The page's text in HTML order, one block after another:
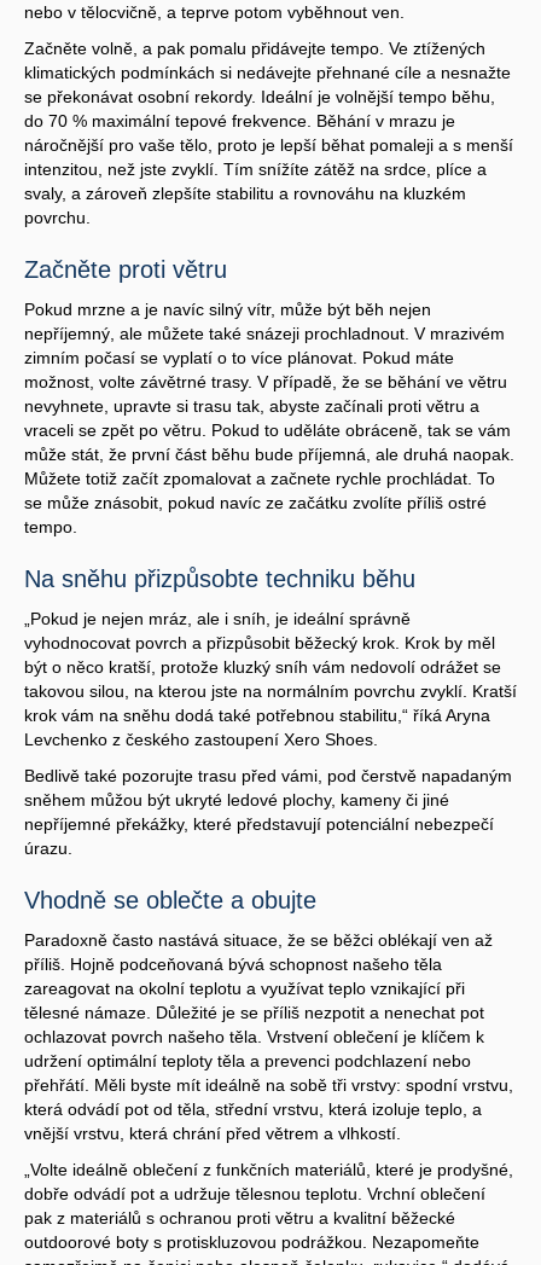
nebo v tělocvičně, a teprve potom vyběhnout ven.
Začněte volně, a pak pomalu přidávejte tempo. Ve ztížených
klimatických podmínkách si nedávejte přehnané cíle a nesnažte
se překonávat osobní rekordy. Ideální je volnější tempo běhu,
do 70 % maximální tepové frekvence. Běhání v mrazu je
náročnější pro vaše tělo, proto je lepší běhat pomaleji a s menší
intenzitou, než jste zvyklí. Tím snížíte zátěž na srdce, plíce a
svaly, a zároveň zlepšíte stabilitu a rovnováhu na kluzkém
povrchu.
Začněte proti větru
Pokud mrzne a je navíc silný vítr, může být běh nejen
nepříjemný, ale můžete také snázeji prochladnout. V mrazivém
zimním počasí se vyplatí o to více plánovat. Pokud máte
možnost, volte závětrné trasy. V případě, že se běhání ve větru
nevyhnete, upravte si trasu tak, abyste začínali proti větru a
vraceli se zpět po větru. Pokud to uděláte obráceně, tak se vám
může stát, že první část běhu bude příjemná, ale druhá naopak.
Můžete totiž začít zpomalovat a začnete rychle prochládat. To
se může znásobit, pokud navíc ze začátku zvolíte příliš ostré
tempo.
Na sněhu přizpůsobte techniku běhu
„Pokud je nejen mráz, ale i sníh, je ideální správně
vyhodnocovat povrch a přizpůsobit běžecký krok. Krok by měl
být o něco kratší, protože kluzký sníh vám nedovolí odrážet se
takovou silou, na kterou jste na normálním povrchu zvyklí. Kratší
krok vám na sněhu dodá také potřebnou stabilitu,“ říká Aryna
Levchenko z českého zastoupení Xero Shoes.
Bedlivě také pozorujte trasu před vámi, pod čerstvě napadaným
sněhem můžou být ukryté ledové plochy, kameny či jiné
nepříjemné překážky, které představují potenciální nebezpečí
úrazu.
Vhodně se oblečte a obujte
Paradoxně často nastává situace, že se běžci oblékají ven až
příliš. Hojně podceňovaná bývá schopnost našeho těla
zareagovat na okolní teplotu a využívat teplo vznikající při
tělesné námaze. Důležité je se příliš nezpotit a nenechat pot
ochlazovat povrch našeho těla. Vrstvení oblečení je klíčem k
udržení optimální teploty těla a prevenci podchlazení nebo
přehřátí. Měli byste mít ideálně na sobě tři vrstvy: spodní vrstvu,
která odvádí pot od těla, střední vrstvu, která izoluje teplo, a
vnější vrstvu, která chrání před větrem a vlhkostí.
„Volte ideálně oblečení z funkčních materiálů, které je prodyšné,
dobře odvádí pot a udržuje tělesnou teplotu. Vrchní oblečení
pak z materiálů s ochranou proti větru a kvalitní běžecké
outdoorové boty s protiskluzovou podrážkou. Nezapomeňte